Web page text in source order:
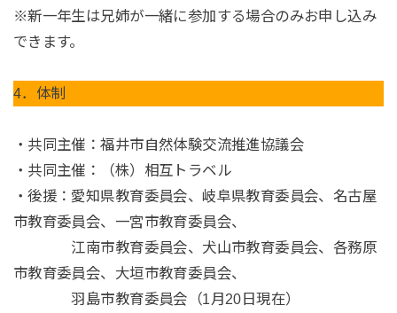
※新一年生は兄姉が一緒に参加する場合のみお申し込み
できます。
4．体制
・共同主催：福井市自然体験交流推進協議会
・共同主催：（株）相互トラベル
・後援：愛知県教育委員会、岐阜県教育委員会、名古屋
市教育委員会、一宮市教育委員会、
江南市教育委員会、犬山市教育委員会、各務原
市教育委員会、大垣市教育委員会、
羽島市教育委員会（1月20日現在）